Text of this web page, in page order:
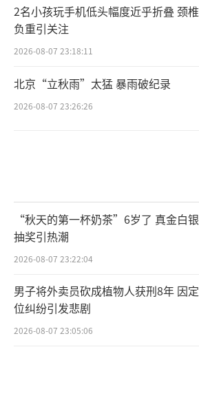
2名小孩玩手机低头幅度近乎折叠 颈椎
负重引关注
2026-08-07 23:18:11
北京“立秋雨”太猛 暴雨破纪录
2026-08-07 23:26:26
“秋天的第一杯奶茶”6岁了 真金白银
抽奖引热潮
2026-08-07 23:22:04
男子将外卖员砍成植物人获刑8年 因定
位纠纷引发悲剧
2026-08-07 23:05:06